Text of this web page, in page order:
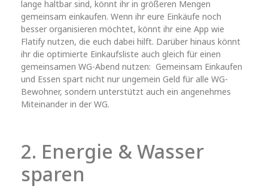
lange haltbar sind, könnt ihr in größeren Mengen
gemeinsam einkaufen. Wenn ihr eure Einkäufe noch
besser organisieren möchtet, könnt ihr eine App wie
Flatify nutzen, die euch dabei hilft. Darüber hinaus könnt
ihr die optimierte Einkaufsliste auch gleich für einen
gemeinsamen WG-Abend nutzen: Gemeinsam Einkaufen
und Essen spart nicht nur ungemein Geld für alle WG-
Bewohner, sondern unterstützt auch ein angenehmes
Miteinander in der WG.
2. Energie & Wasser
sparen